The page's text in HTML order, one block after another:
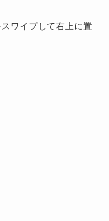
ワイプして右上に置